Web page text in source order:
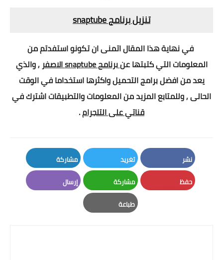
تنزيل برنامج snaptube
في نهاية هذا المقال اتمنى ان تكونو استفدتم من
المعلومات التي كتبتها عنبرنامج snaptube الاصفر
, والذي
يعد من افضل برامج التحميل واكثرها استخداما في الوقت
الحالى , وللمتابع المزيد من المعلومات والتطبيقات اشترك في
قناتي على التلجرام.
نشر
Facebook
تغريد
Twitter
مشاركة
LinkedIn
حفظ مشاركة
Whatsapp
إرسال
طباعة